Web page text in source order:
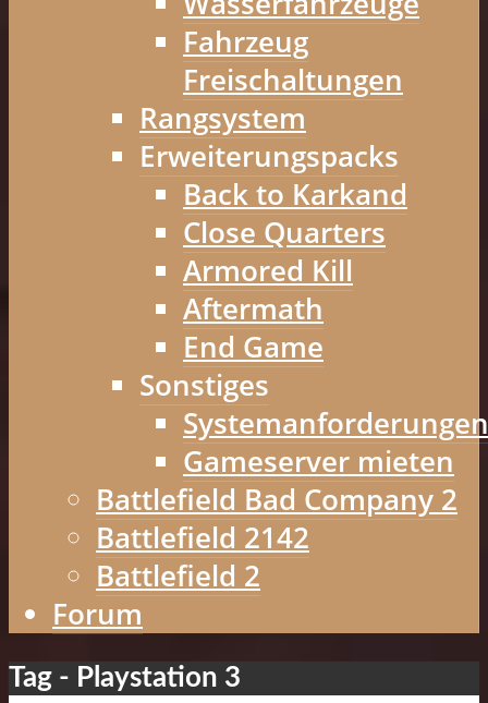
Fahrzeug
Freischaltungen
Rangsystem
Erweiterungspacks
Back to Karkand
Close Quarters
Armored Kill
Aftermath
End Game
Sonstiges
Systemanforderungen
Gameserver mieten
Battlefield Bad Company 2
Battlefield 2142
Battlefield 2
Forum
Tag - Playstation 3